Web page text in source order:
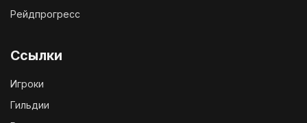
Рейдпрогресс
Ссылки
Игроки
Гильдии